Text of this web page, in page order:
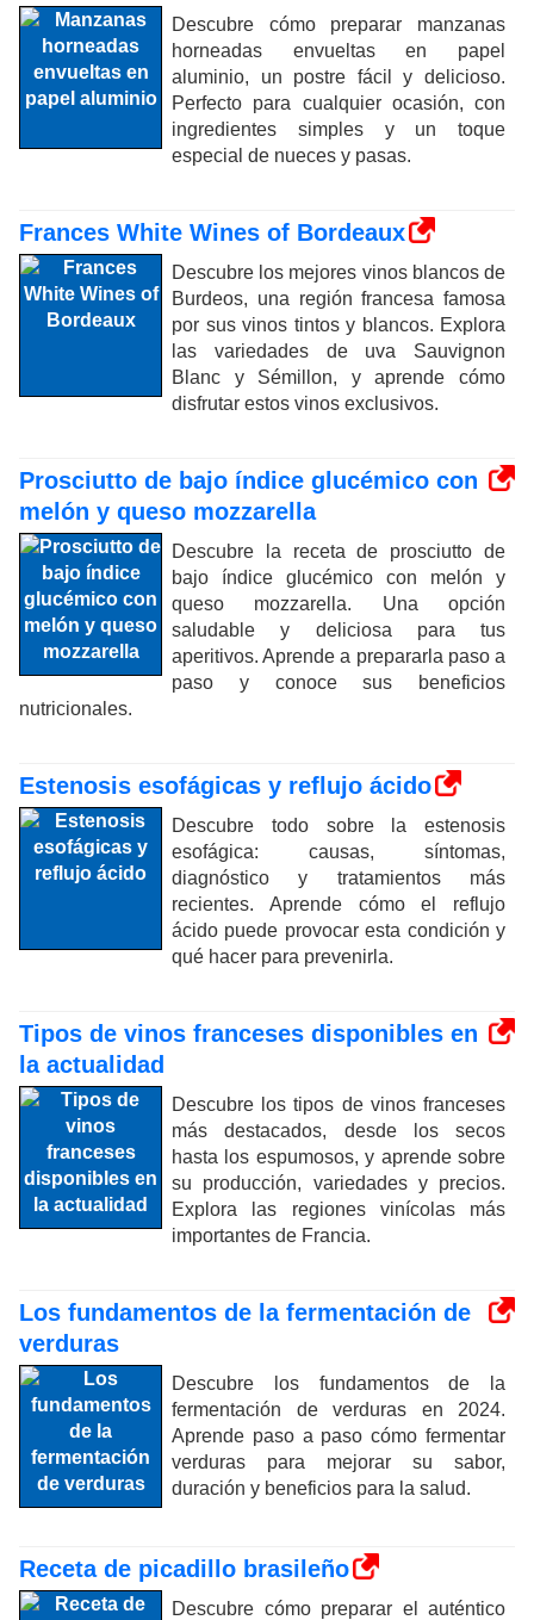
Descubre cómo preparar manzanas
horneadas envueltas en papel
aluminio, un postre fácil y delicioso.
Perfecto para cualquier ocasión, con
ingredientes simples y un toque
especial de nueces y pasas.
Frances White Wines of Bordeaux
Descubre los mejores vinos blancos de
Burdeos, una región francesa famosa
por sus vinos tintos y blancos. Explora
las variedades de uva Sauvignon
Blanc y Sémillon, y aprende cómo
disfrutar estos vinos exclusivos.
Prosciutto de bajo índice glucémico con
melón y queso mozzarella
Descubre la receta de prosciutto de
bajo índice glucémico con melón y
queso mozzarella. Una opción
saludable y deliciosa para tus
aperitivos. Aprende a prepararla paso a
paso y conoce sus beneficios
nutricionales.
Estenosis esofágicas y reflujo ácido
Descubre todo sobre la estenosis
esofágica: causas, síntomas,
diagnóstico y tratamientos más
recientes. Aprende cómo el reflujo
ácido puede provocar esta condición y
qué hacer para prevenirla.
Tipos de vinos franceses disponibles en
la actualidad
Descubre los tipos de vinos franceses
más destacados, desde los secos
hasta los espumosos, y aprende sobre
su producción, variedades y precios.
Explora las regiones vinícolas más
importantes de Francia.
Los fundamentos de la fermentación de
verduras
Descubre los fundamentos de la
fermentación de verduras en 2024.
Aprende paso a paso cómo fermentar
verduras para mejorar su sabor,
duración y beneficios para la salud.
Receta de picadillo brasileño
Descubre cómo preparar el auténtico